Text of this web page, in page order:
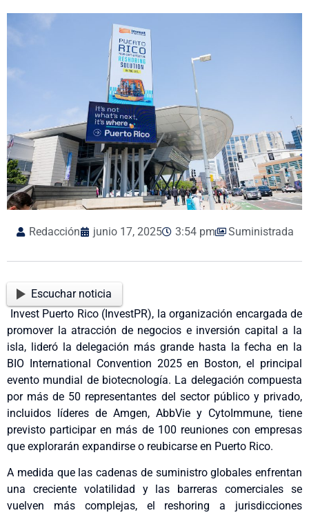
Redacción junio 17, 2025 3:54 pm Suministrada
Escuchar noticia
Invest Puerto Rico (InvestPR), la organización encargada de
promover la atracción de negocios e inversión capital a la
isla, lideró la delegación más grande hasta la fecha en la
BIO International Convention 2025 en Boston, el principal
evento mundial de biotecnología. La delegación compuesta
por más de 50 representantes del sector público y privado,
incluidos líderes de Amgen, AbbVie y CytoImmune, tiene
previsto participar en más de 100 reuniones con empresas
que explorarán expandirse o reubicarse en Puerto Rico.
A medida que las cadenas de suministro globales enfrentan
una creciente volatilidad y las barreras comerciales se
vuelven más complejas, el reshoring a jurisdicciones